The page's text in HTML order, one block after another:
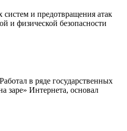
и предотвращения атак
и физической безопасности
в ряде государственных
заре» Интернета, основал